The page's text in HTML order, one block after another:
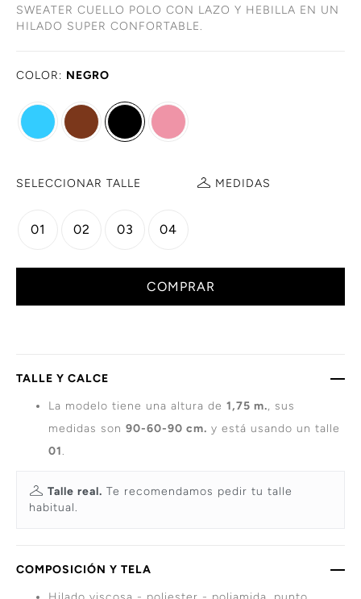
SWEATER CUELLO POLO CON LAZO Y HEBILLA EN UN
HILADO SUPER CONFORTABLE.
COLOR: NEGRO
SELECCIONAR TALLE MEDIDAS
01 02 03 04
COMPRAR
TALLE Y CALCE
La modelo tiene una altura de 1,75 m., sus
medidas son 90-60-90 cm. y está usando un talle
01.
Talle real. Te recomendamos pedir tu talle
habitual.
COMPOSICIÓN Y TELA